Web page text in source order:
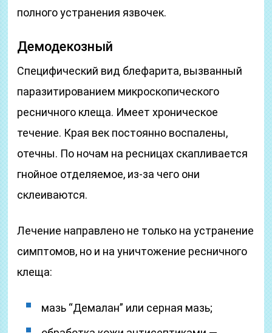
полного устранения язвочек.
Демодекозный
Специфический вид блефарита, вызванный
паразитированием микроскопического
ресничного клеща. Имеет хроническое
течение. Края век постоянно воспалены,
отечны. По ночам на ресницах скапливается
гнойное отделяемое, из-за чего они
склеиваются.
Лечение направлено не только на устранение
симптомов, но и на уничтожение ресничного
клеща:
мазь “Демалан” или серная мазь;